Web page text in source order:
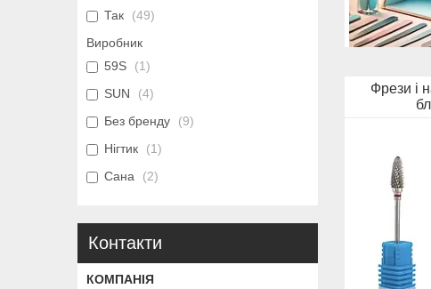
Фрези і
Так
49
Виробник
59S
1
SUN
4
Без бренду
9
Нігтик
1
Сана
2
Контакти